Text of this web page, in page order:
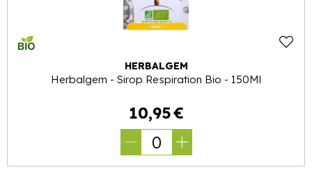
HERBALGEM
Herbalgem - Sirop Respiration Bio - 150Ml
10,95€
0